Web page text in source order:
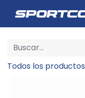
Todos los productos